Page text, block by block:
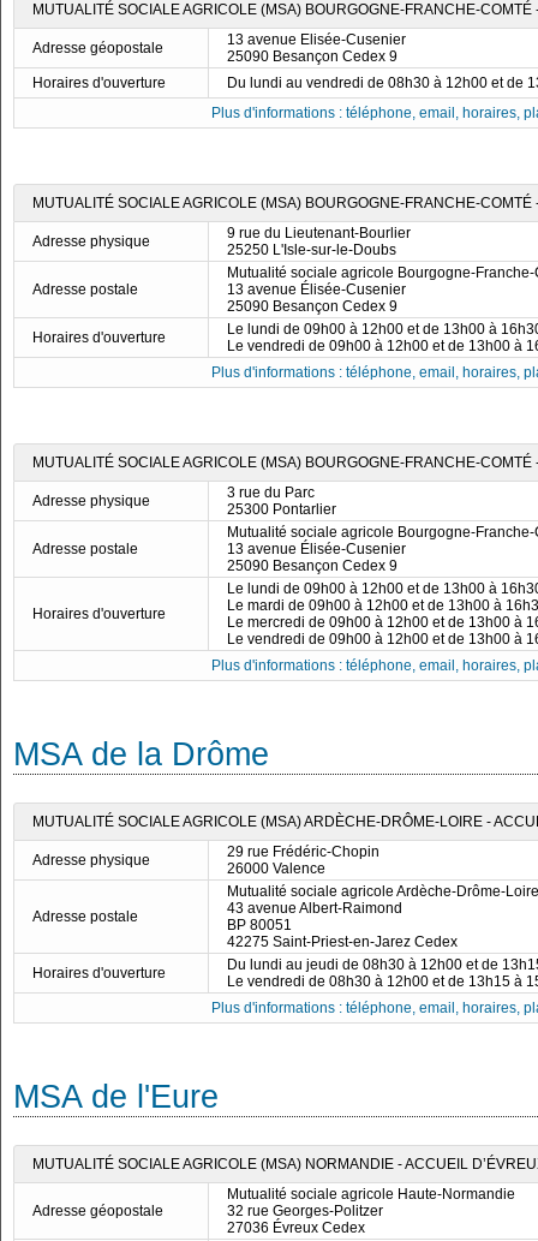
MUTUALITÉ SOCIALE AGRICOLE (MSA) BOURGOGNE-FRANCHE-
Adresse géopostale
13 avenue Elisée-Cusenier
25090 Besançon Cedex 9
Horaires d'ouverture
Du lundi au vendredi de 08h30 à 12h00 et de
Plus d'informations : téléphone, email, horaires,
MUTUALITÉ SOCIALE AGRICOLE (MSA) BOURGOGNE-FRANCHE-
Adresse physique
9 rue du Lieutenant-Bourlier
25250 L'Isle-sur-le-Doubs
Adresse postale
Mutualité sociale agricole Bourgogne-Franche-
13 avenue Élisée-Cusenier
25090 Besançon Cedex 9
Horaires d'ouverture
Le lundi de 09h00 à 12h00 et de 13h00 à
Le vendredi de 09h00 à 12h00 et de 13h00 à
Plus d'informations : téléphone, email, horaires,
MUTUALITÉ SOCIALE AGRICOLE (MSA) BOURGOGNE-FRANCHE-
Adresse physique
3 rue du Parc
25300 Pontarlier
Adresse postale
Mutualité sociale agricole Bourgogne-Franche-
13 avenue Élisée-Cusenier
25090 Besançon Cedex 9
Horaires d'ouverture
Le lundi de 09h00 à 12h00 et de 13h00 à
Le mardi de 09h00 à 12h00 et de 13h00 à
Le mercredi de 09h00 à 12h00 et de 13h00 à
Le vendredi de 09h00 à 12h00 et de 13h00 à
Plus d'informations : téléphone, email, horaires,
MSA de la Drôme
MUTUALITÉ SOCIALE AGRICOLE (MSA) ARDÈCHE-DRÔME-LOIRE -
Adresse physique
29 rue Frédéric-Chopin
26000 Valence
Adresse postale
Mutualité sociale agricole Ardèche-Drôme-Loire
43 avenue Albert-Raimond
BP 80051
42275 Saint-Priest-en-Jarez Cedex
Horaires d'ouverture
Du lundi au jeudi de 08h30 à 12h00 et de
Le vendredi de 08h30 à 12h00 et de 13h15 à
Plus d'informations : téléphone, email, horaires,
MSA de l'Eure
MUTUALITÉ SOCIALE AGRICOLE (MSA) NORMANDIE - ACCUEIL
Adresse géopostale
Mutualité sociale agricole Haute-Normandie
32 rue Georges-Politzer
27036 Évreux Cedex